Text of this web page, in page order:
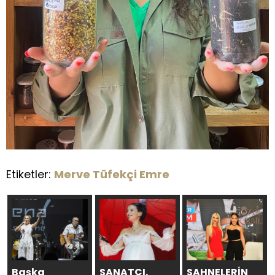
Etiketler: Merve Tüfekçi Emre